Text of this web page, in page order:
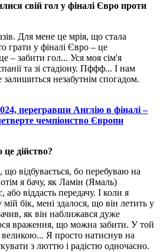
свій гол у фіналі Євро проти
Для мене це мрія, що стала
грати у фіналі Євро – це
– забити гол... Уся моя сім'я
та зі стадіону. Пффф... І нам
незабутнім спогадом.
перегравши Англію в фіналі –
чемпіонство Європи
дійство?
відбувається, бо перебуваю на
я бачу, як Ламін (Ямаль)
або віддасть передачу. І коли я
бік, мені здалося, що він летить у
як він наближався дуже
враження, що можна забити. У той
великою... Я просто натиснув на
з люттю і радістю одночасно.